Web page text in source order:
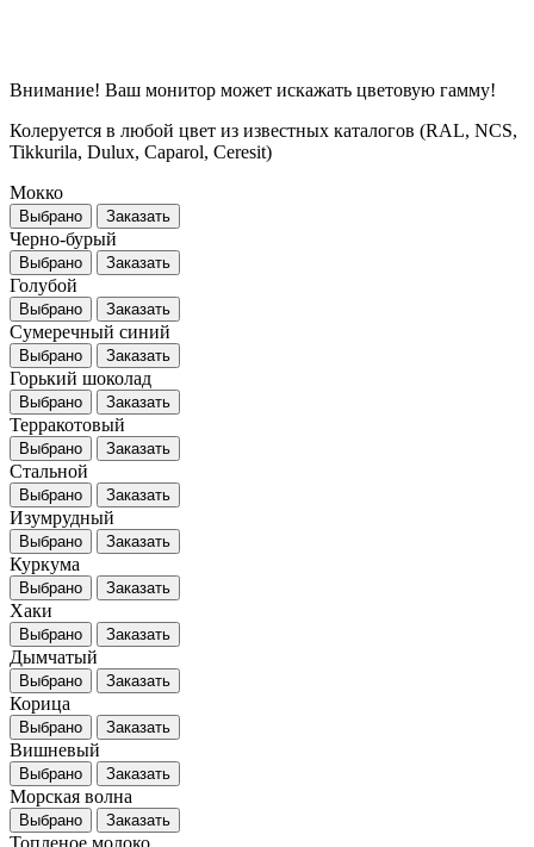
Внимание! Ваш монитор может искажать цветовую гамму!
Колеруется в любой цвет из известных каталогов (RAL, NCS,
Tikkurila, Dulux, Caparol, Ceresit)
Мокко
Выбрано Заказать
Черно-бурый
Выбрано Заказать
Голубой
Выбрано Заказать
Сумеречный синий
Выбрано Заказать
Горький шоколад
Выбрано Заказать
Терракотовый
Выбрано Заказать
Стальной
Выбрано Заказать
Изумрудный
Выбрано Заказать
Куркума
Выбрано Заказать
Хаки
Выбрано Заказать
Дымчатый
Выбрано Заказать
Корица
Выбрано Заказать
Вишневый
Выбрано Заказать
Морская волна
Выбрано Заказать
Топленое молоко